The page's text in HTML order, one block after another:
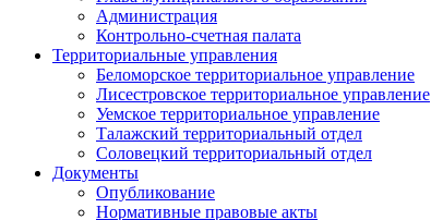
Администрация
Контрольно-счетная палата
Территориальные управления
Беломорское территориальное управление
Лисестровское территориальное управление
Уемское территориальное управление
Талажский территориальный отдел
Соловецкий территориальный отдел
Документы
Опубликование
Нормативные правовые акты